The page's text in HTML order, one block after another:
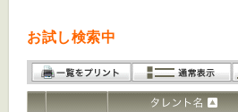
お試し検索中